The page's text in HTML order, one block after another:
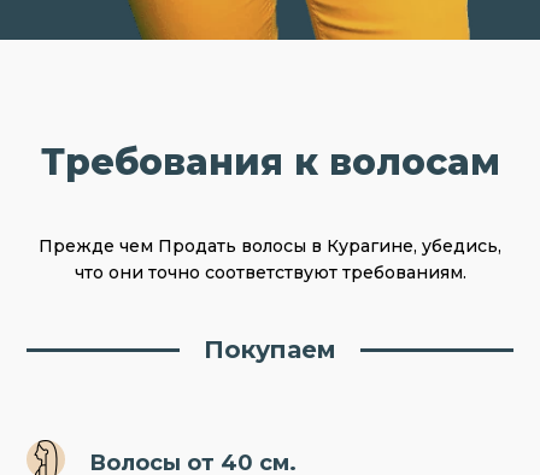
Требования к волосам
Прежде чем Продать волосы в Курагине, убедись,
что они точно соответствуют требованиям.
Покупаем
Волосы от 40 см.